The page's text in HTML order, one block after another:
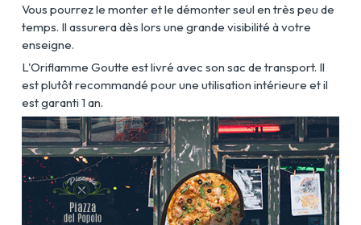
Vous pourrez le monter et le démonter seul en très peu de
temps. Il assurera dès lors une grande visibilité à votre
enseigne.
L'Oriflamme Goutte est livré avec son sac de transport. Il
est plutôt recommandé pour une utilisation intérieure et il
est garanti 1 an.